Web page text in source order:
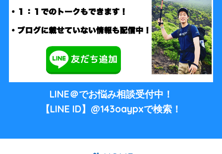
LINE＠でお悩み相談受付中！
【LINE ID】@143oaypxで検索！